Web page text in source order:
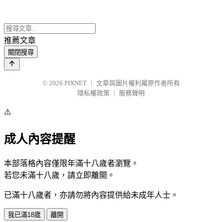
推薦文章
關閉搜尋
© 2026 PIXNET
文章與圖片權利屬原作者所有
隱私權政策
服務聲明
⚠️
成人內容提醒
本部落格內容僅限年滿十八歲者瀏覽。
若您未滿十八歲，請立即離開。
已滿十八歲者，亦請勿將內容提供給未成年人士。
我已滿18歲 離開